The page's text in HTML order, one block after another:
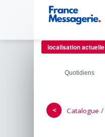
localisation actuelle
Quotidiens
＜ Catalogue /